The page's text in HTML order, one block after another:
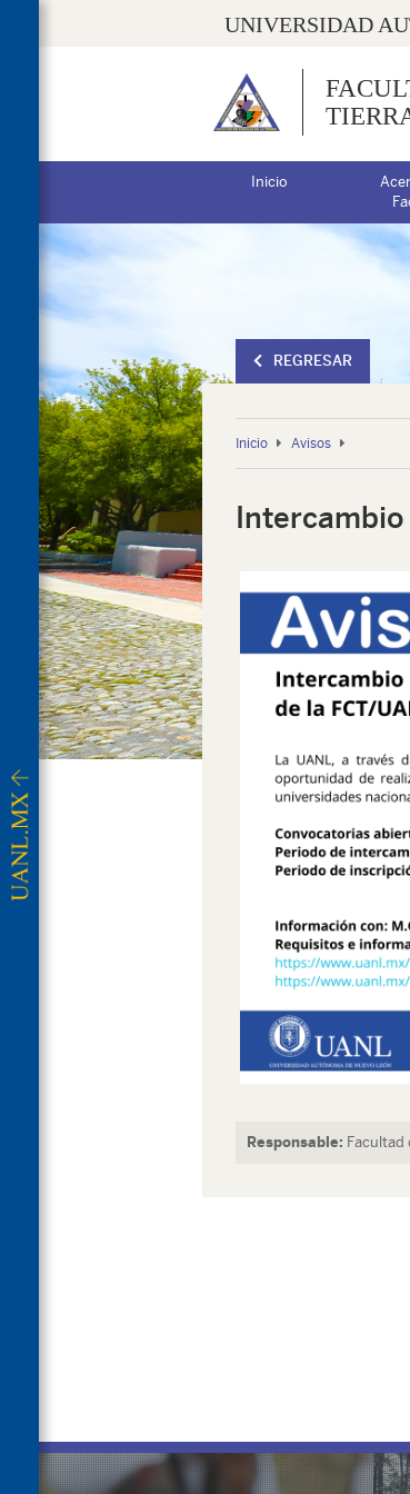
UNIVERSIDAD
Inicio
REGRESAR
Inicio Avisos
Responsable: Facultad